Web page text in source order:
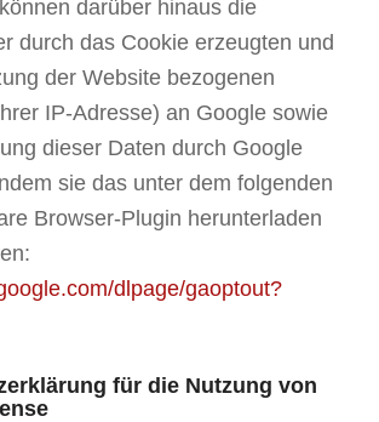
darüber hinaus die
durch das Cookie erzeugten und
der Website bezogenen
IP-Adresse) an Google sowie
dieser Daten durch Google
sie das unter dem folgenden
Browser-Plugin herunterladen
dlpage/gaoptout?
für die Nutzung von